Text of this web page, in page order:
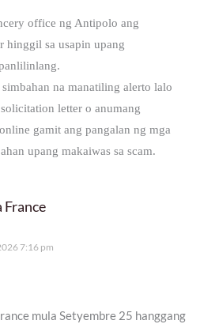
office ng Antipolo ang
hinggil sa usapin upang
na manatiling alerto lalo
letter o anumang
gamit ang pangalan ng mga
upang makaiwas sa scam.
France
7:16 pm
mula Setyembre 25 hanggang